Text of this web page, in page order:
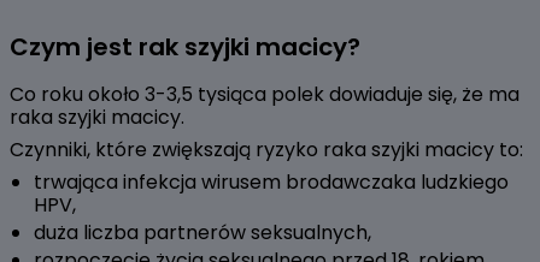
Czym jest rak szyjki macicy?
Co roku około 3-3,5 tysiąca polek dowiaduje się, że ma
raka szyjki macicy.
Czynniki, które zwiększają ryzyko raka szyjki macicy to:
trwająca infekcja wirusem brodawczaka ludzkiego
HPV,
duża liczba partnerów seksualnych,